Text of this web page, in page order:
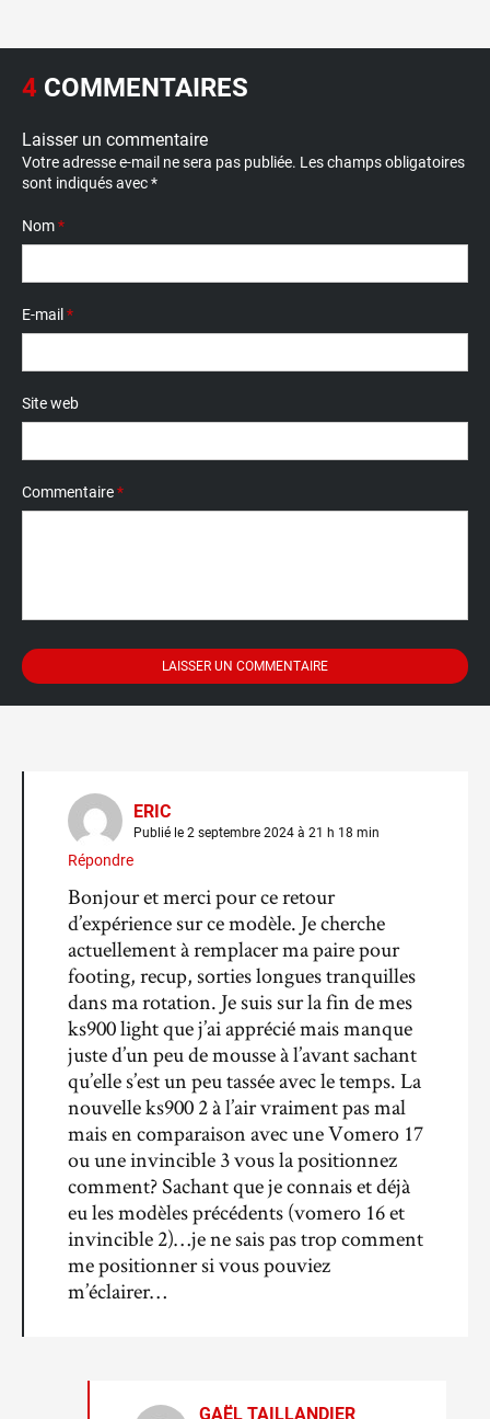
4 COMMENTAIRES
Laisser un commentaire
Votre adresse e-mail ne sera pas publiée. Les champs obligatoires
sont indiqués avec*
Nom*
E-mail *
Site web
Commentaire*
ERIC
Publié le 2 septembre 2024 à 21 h 18 min
Répondre
Bonjour et merci pour ce retour
d’expérience sur ce modèle. Je cherche
actuellement à remplacer ma paire pour
footing, recup, sorties longues tranquilles
dans ma rotation. Je suis sur la fin de mes
ks900 light que j’ai apprécié mais manque
juste d’un peu de mousse à l’avant sachant
qu’elle s’est un peu tassée avec le temps. La
nouvelle ks900 2 à l’air vraiment pas mal
mais en comparaison avec une Vomero 17
ou une invincible 3 vous la positionnez
comment? Sachant que je connais et déjà
eu les modèles précédents (vomero 16 et
invincible 2)…je ne sais pas trop comment
me positionner si vous pouviez
m’éclairer…
GAËL TAILLANDIER